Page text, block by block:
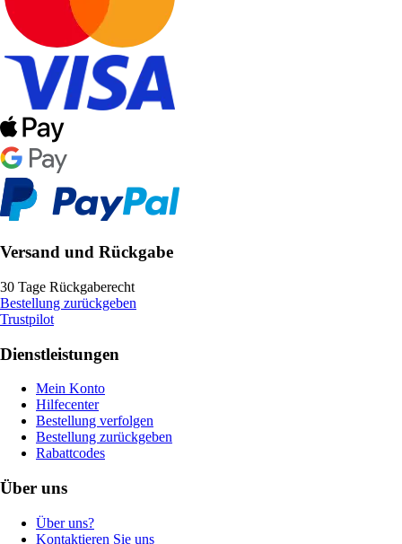
Versand und Rückgabe
30 Tage Rückgaberecht
Bestellung zurückgeben
Trustpilot
Dienstleistungen
Mein Konto
Hilfecenter
Bestellung verfolgen
Bestellung zurückgeben
Rabattcodes
Über uns
Über uns?
Kontaktieren Sie uns